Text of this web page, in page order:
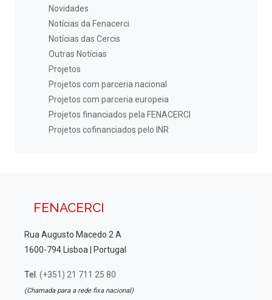
Novidades
Notícias da Fenacerci
Notícias das Cercis
Outras Notícias
Projetos
Projetos com parceria nacional
Projetos com parceria europeia
Projetos financiados pela FENACERCI
Projetos cofinanciados pelo INR
FENACERCI
Rua Augusto Macedo 2 A
1600-794 Lisboa | Portugal
Tel. (+351) 21 711 25 80
(Chamada para a rede fixa nacional)